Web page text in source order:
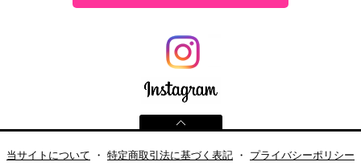
当サイトについて ・ 特定商取引法に基づく表記 ・ プライバシーポリシー